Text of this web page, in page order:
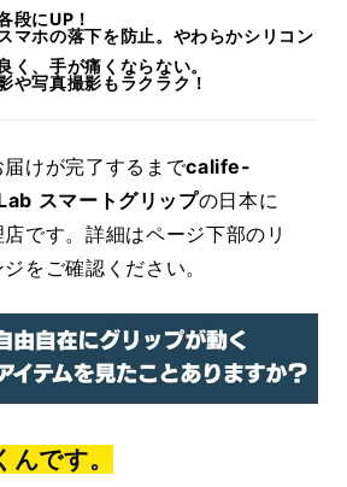
段にUP！
マホの落下を防止。やわらかシリコン
く、手が痛くならない。
や写真撮影もラクラク！
届けが完了するまでcalife-
スマートグリップの日本に
です。詳細はページ下部のリ
をご確認ください。
です。